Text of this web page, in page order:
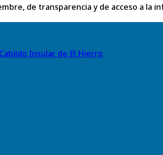
de transparencia y de acceso a la
Cabildo Insular de El Hierro